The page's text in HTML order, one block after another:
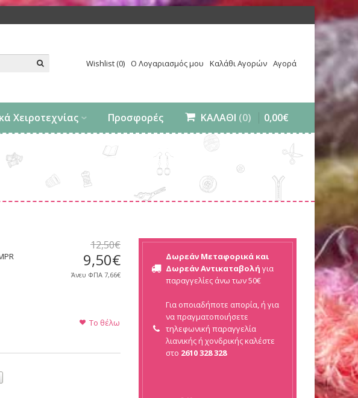
Wishlist (0) Ο Λογαριασμός μου Καλάθι Αγορών Αγορά
Χειροτεχνίας Προσφορές ΚΑΛΑΘΙ (0) 0,00€
12,50€
9,50€
Άνευ ΦΠΑ 7,66€
Το θέλω
Δωρεάν Μεταφορικά και
Δωρεάν Αντικαταβολή για
παραγγελίες άνω των 50€
Για οποιαδήποτε απορία, ή για
να πραγματοποιήσετε
τηλεφωνική παραγγελία
λιανικής ή χονδρικής καλέστε
στο 2610 328 328